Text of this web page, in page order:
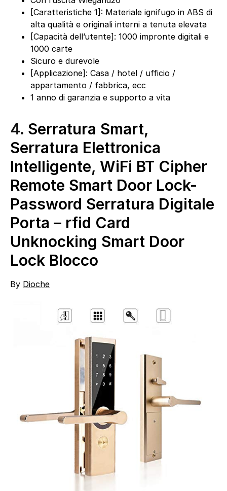
[Caratteristiche 1]: Materiale ignifugo in ABS di
alta qualità e originali interni a tenuta elevata
[Capacità dell’utente]: 1000 impronte digitali e
1000 carte
Sicuro e durevole
[Applicazione]: Casa / hotel / ufficio /
appartamento / fabbrica, ecc
1 anno di garanzia e supporto a vita
4. Serratura Smart,
Serratura Elettronica
Intelligente, WiFi BT Cipher
Remote Smart Door Lock-
Password Serratura Digitale
Porta – rfid Card
Unknocking Smart Door
Lock Blocco
By Dioche